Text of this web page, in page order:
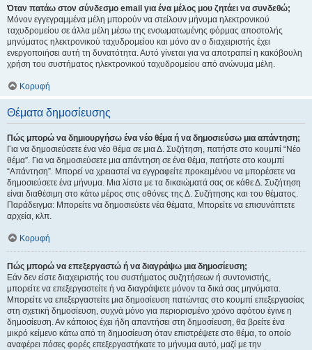
Όταν πατάω στον σύνδεσμο email για ένα μέλος μου ζητάει να συνδεθώ;
Μόνον εγγεγραμμένα μέλη μπορούν να στείλουν μήνυμα ηλεκτρονικού
ταχυδρομείου σε άλλα μέλη μέσω της ενσωματωμένης φόρμας αποστολής
μηνύματος ηλεκτρονικού ταχυδρομείου και μόνο αν ο διαχειριστής έχει
ενεργοποιήσει αυτή τη δυνατότητα. Αυτό γίνεται για να αποτραπεί η κακόβουλη
χρήση του συστήματος ηλεκτρονικού ταχυδρομείου από ανώνυμα μέλη.
Κορυφή
Θέματα δημοσίευσης
Πώς μπορώ να δημιουργήσω ένα νέο θέμα ή να δημοσιεύσω μια απάντηση;
Για να δημοσιεύσετε ένα νέο θέμα σε μια Δ. Συζήτηση, πατήστε στο κουμπί “Νέο
θέμα”. Για να δημοσιεύσετε μια απάντηση σε ένα θέμα, πατήστε στο κουμπί
“Απάντηση”. Μπορεί να χρειαστεί να εγγραφείτε προκειμένου να μπορέσετε να
δημοσιεύσετε ένα μήνυμα. Μια λίστα με τα δικαιώματά σας σε κάθε Δ. Συζήτηση
είναι διαθέσιμη στο κάτω μέρος στις οθόνες της Δ. Συζήτησης και του θέματος.
Παράδειγμα: Μπορείτε να δημοσιεύετε νέα θέματα, Μπορείτε να επισυνάπτετε
αρχεία, κλπ.
Κορυφή
Πώς μπορώ να επεξεργαστώ ή να διαγράψω μια δημοσίευση;
Εάν δεν είστε διαχειριστής του συστήματος συζητήσεων ή συντονιστής,
μπορείτε να επεξεργαστείτε ή να διαγράψετε μόνον τα δικά σας μηνύματα.
Μπορείτε να επεξεργαστείτε μια δημοσίευση πατώντας στο κουμπί επεξεργασίας
στη σχετική δημοσίευση, συχνά μόνο για περιορισμένο χρόνο αφότου έγινε η
δημοσίευση. Αν κάποιος έχει ήδη απαντήσει στη δημοσίευση, θα βρείτε ένα
μικρό κείμενο κάτω από τη δημοσίευση όταν επιστρέψετε στο θέμα, το οποίο
αναφέρει πόσες φορές επεξεργαστήκατε το μήνυμα αυτό, μαζί με την